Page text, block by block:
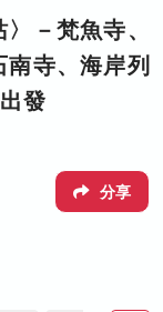
－梵魚寺、
寺、海岸列
發
分享